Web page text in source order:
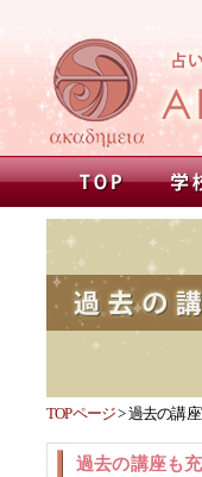
TOPページ>過去の講
過去の講座も